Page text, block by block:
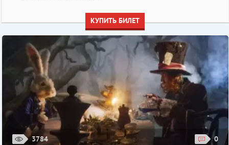
КУПИТЬ БИЛЕТ
3784 0